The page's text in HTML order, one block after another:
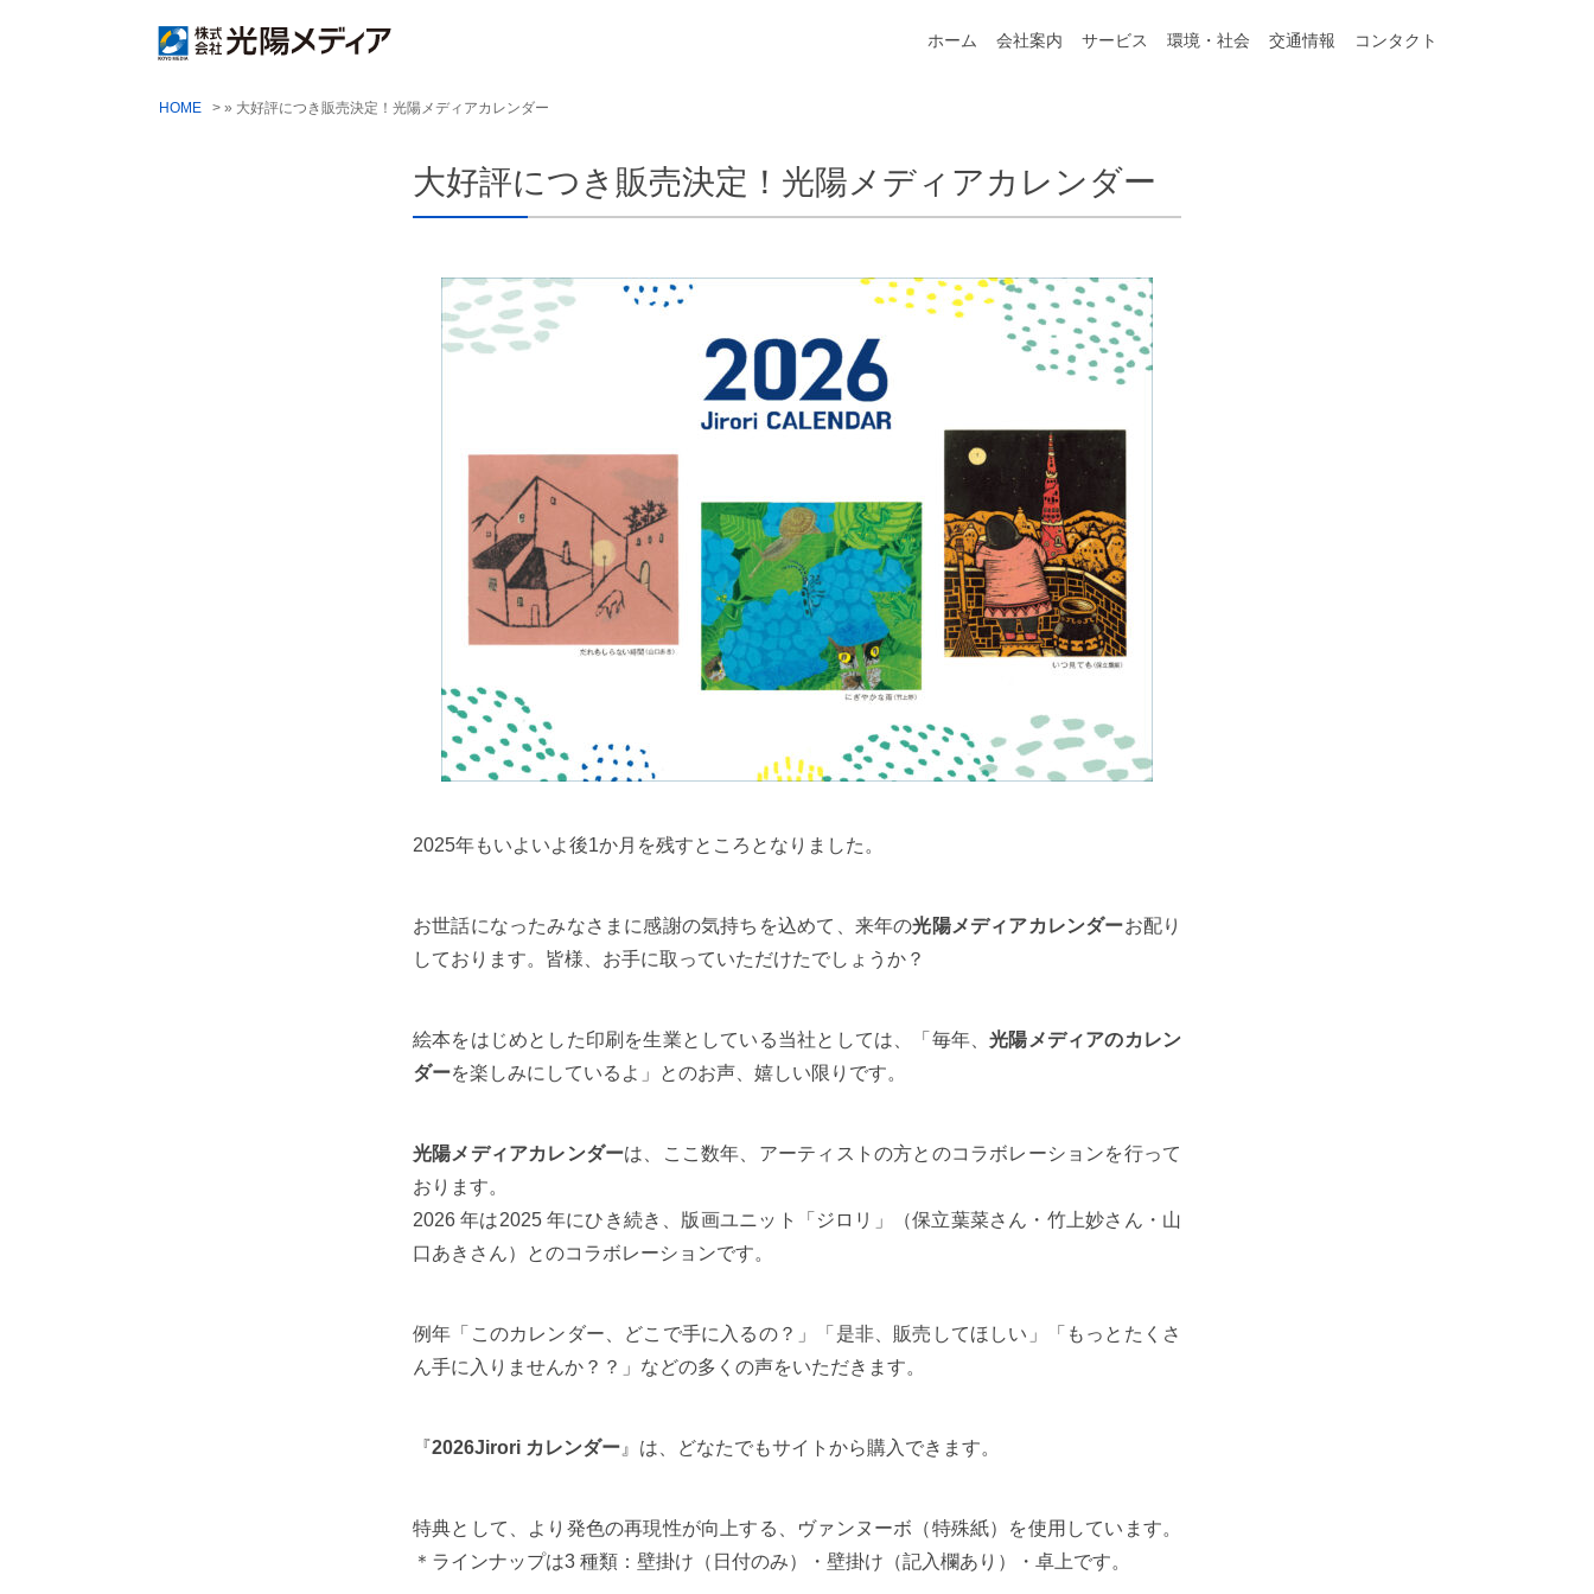
ホーム 会社案内 サービス 環境・社会 交通情報 コンタクト
HOME » 大好評につき販売決定！光陽メディアカレンダー
大好評につき販売決定！光陽メディアカレンダー
2025年もいよいよ後1か月を残すところとなりました。
お世話になったみなさまに感謝の気持ちを込めて、来年の光陽メディアカレンダーお配り
しております。皆様、お手に取っていただけたでしょうか？
絵本をはじめとした印刷を生業としている当社としては、「毎年、光陽メディアのカレン
ダーを楽しみにしているよ」とのお声、嬉しい限りです。
光陽メディアカレンダーは、ここ数年、アーティストの方とのコラボレーションを行って
おります。
2026 年は2025 年にひき続き、版画ユニット「ジロリ」（保立葉菜さん・竹上妙さん・山
口あきさん）とのコラボレーションです。
例年「このカレンダー、どこで手に入るの？」「是非、販売してほしい」「もっとたくさ
ん手に入りませんか？？」などの多くの声をいただきます。
『2026Jirori カレンダー 』は、どなたでもサイトから購入できます。
特典として、より発色の再現性が向上する、ヴァンヌーボ（特殊紙）を使用しています。
＊ラインナップは3 種類：壁掛け（日付のみ）・壁掛け（記入欄あり）・卓上です。